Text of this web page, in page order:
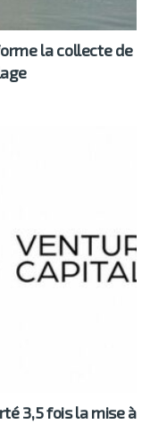
la collecte de
3,5 fois la mise à